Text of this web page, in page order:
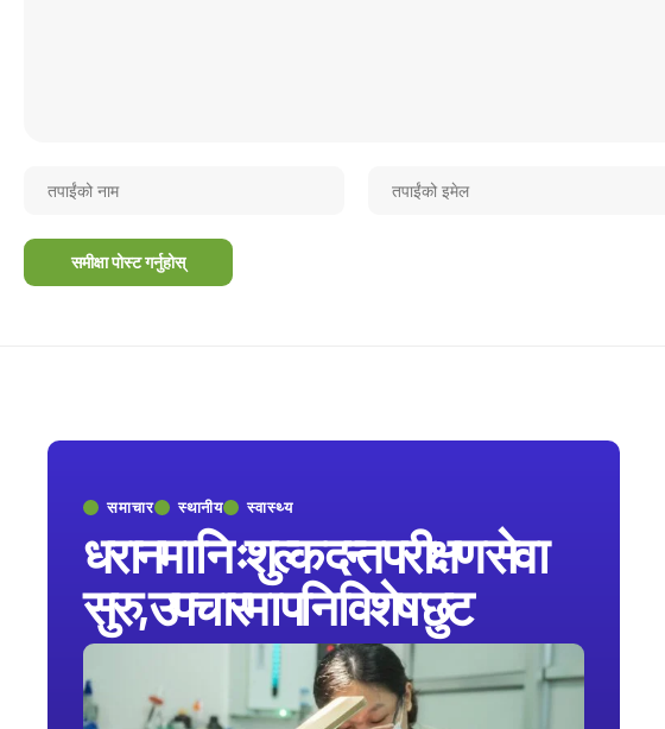
समाचार स्थानीय स्वास्थ्य
धरानमा निःशुल्क दन्त परीक्षण सेवा
सुरु, उपचारमा पनि विशेष छुट